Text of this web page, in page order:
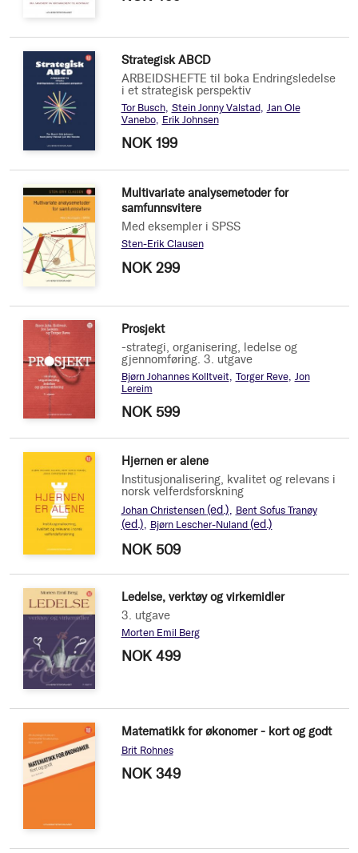
Strategisk ABCD
ARBEIDSHEFTE til boka Endringsledelse
i et strategisk perspektiv
Tor Busch Stein Jonny Valstad
Jan Ole
Vanebo
Erik Johnsen
NOK 199
Multivariate analysemetoder for
samfunnsvitere
Med eksempler i SPSS
Sten-Erik Clausen
NOK 299
Prosjekt
-strategi, organisering, ledelse og
gjennomføring. 3. utgave
Bjørn Johannes Kolltveit Torger Reve
Jon
Lereim
NOK 599
Hjernen er alene
Institusjonalisering, kvalitet og relevans i
norsk velferdsforskning
Johan Christensen (ed.) Bent Sofus Tranøy
(ed.) Bjørn Lescher-Nuland (ed.)
NOK 509
Ledelse, verktøy og virkemidler
3. utgave
Morten Emil Berg
NOK 499
Matematikk for økonomer - kort og godt
Brit Rohnes
NOK 349